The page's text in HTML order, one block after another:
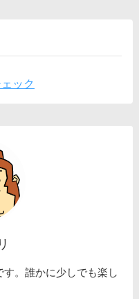
ック
。誰かに少しでも楽し